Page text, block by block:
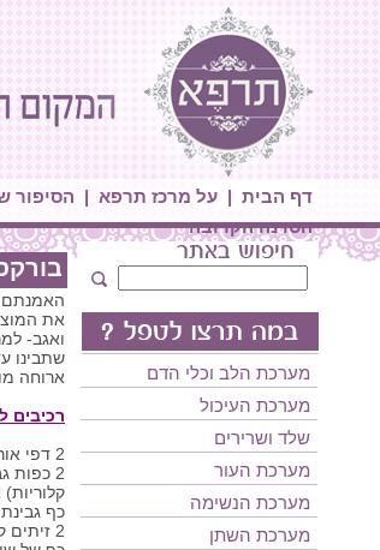
דף הבית | על מרכז תרפא | הסיפור
הסדנה הקרובה
מערכת הלב וכלי הדם
מערכת העיכול
שלד ושרירים
מערכת העור
מערכת הנשימה
מערכת השתן
האמנתם
את
ואגב-
ארוחה
רכיבים
2 דפי אורז מלא (=60 קלוריות)
כף גבינת פטה של פומאז' ( =
2 זיתים קצוצים (=15 קלוריות)